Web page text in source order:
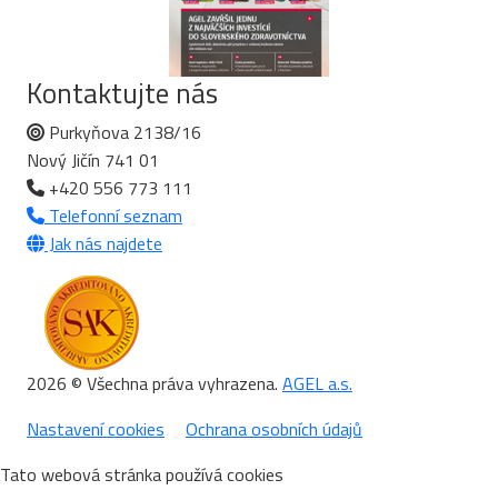
Kontaktujte nás
Purkyňova 2138/16
Nový Jičín 741 01
+420 556 773 111
Telefonní seznam
Jak nás najdete
2026 © Všechna práva vyhrazena. AGEL a.s.
Nastavení cookies
Ochrana osobních údajů
Tato webová stránka používá cookies